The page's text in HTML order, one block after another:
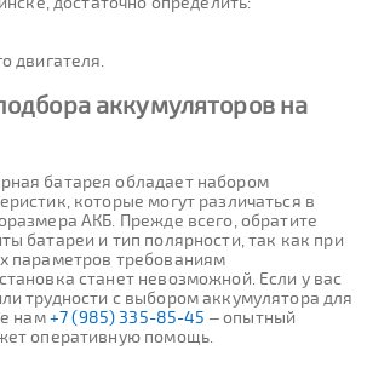
двигателя.
аккумуляторов на
батарея обладает набором
которые могут различаться в
АКБ. Прежде всего, обратите
батареи и тип полярности, так как при
параметров требованиям
станет невозможной. Если у вас
трудности с выбором аккумулятора для
нам+7 (985) 335-85-45 – опытный
оперативную помощь.